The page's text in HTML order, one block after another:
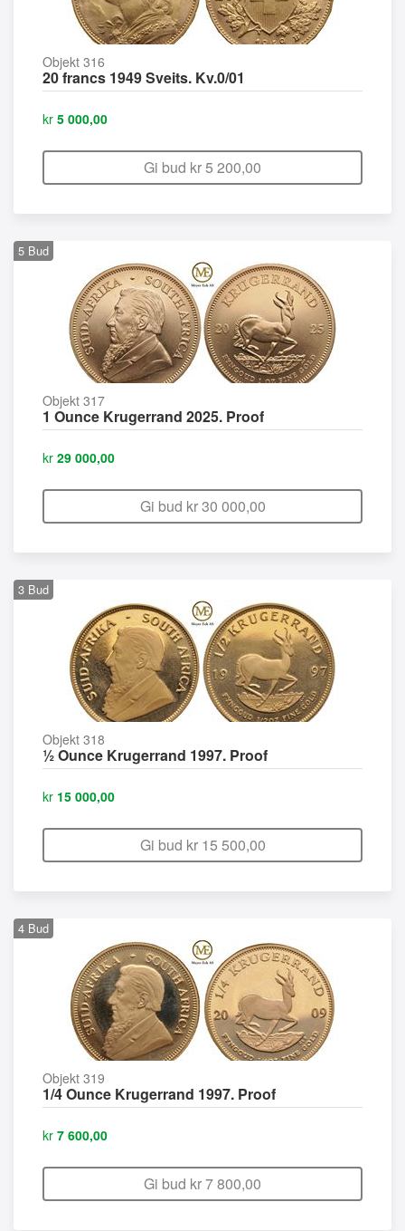
Objekt 316
20 francs 1949 Sveits. Kv.0/01
kr 5 000,00
Gi bud kr5 200,00
5 Bud
Objekt 317
1 Ounce Krugerrand 2025. Proof
kr 29 000,00
Gi bud kr30 000,00
3 Bud
Objekt 318
½ Ounce Krugerrand 1997. Proof
kr 15 000,00
Gi bud kr 15 500,00
4 Bud
Objekt 319
1/4 Ounce Krugerrand 1997. Proof
kr 7 600,00
Gi bud kr7 800,00